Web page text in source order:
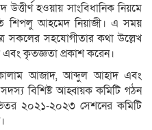
উত্তীর্ণ হওয়ায় সাংবিধানিক নিয়মে
শিপলু আহমেদ নিয়াজী। এ সময়
সকলের সহযোগীতার কথা উল্লেখ
এবং কৃতজ্ঞতা প্রকাশ করেন।
আজাদ, আব্দুল আহাদ এবং
বিশিষ্ট আহ্বায়ক কমিটি গঠন
২০২১-২০২৩ সেশনের কমিটি